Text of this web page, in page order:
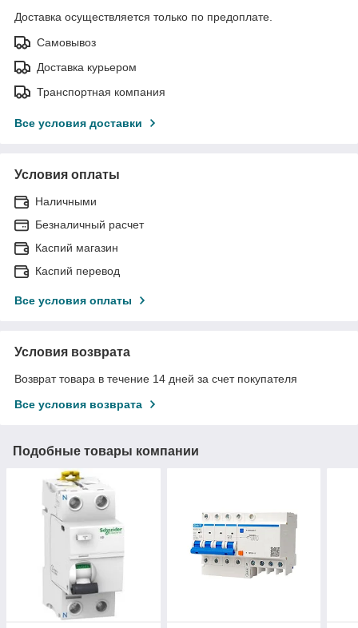
Доставка осуществляется только по предоплате.
Самовывоз
Доставка курьером
Транспортная компания
Все условия доставки
Условия оплаты
Наличными
Безналичный расчет
Каспий магазин
Каспий перевод
Все условия оплаты
Условия возврата
Возврат товара в течение 14 дней за счет покупателя
Все условия возврата
Подобные товары компании